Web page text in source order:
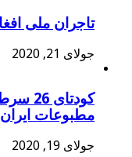
تاجران ملی
جولای 21, 2020
مطبوعات ایران
جولای 19, 2020